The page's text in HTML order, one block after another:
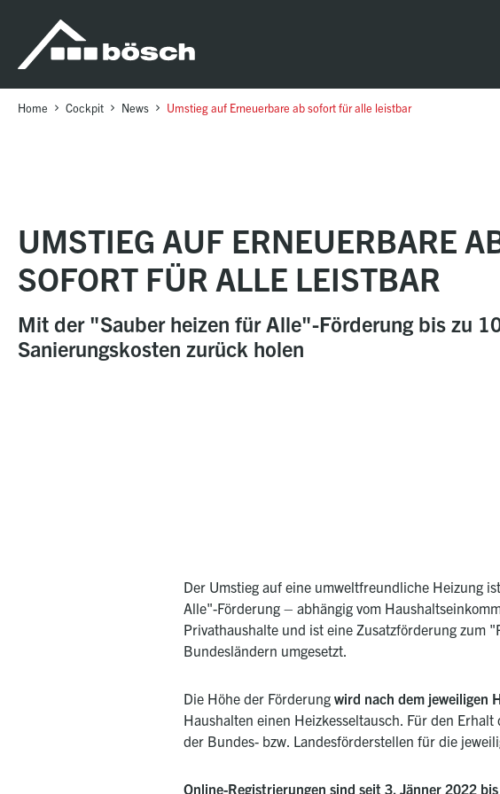
sr.skip-to.main-content
sr.skip-to.table-of-contents
sr.skip-to.main-navigation
Home Cockpit News Umstieg auf Erneuerbare ab sofort für alle leistbar
UMSTIEG AUF ERNEUERBARE
SOFORT FÜR ALLE LEISTBAR
Mit der "Sauber heizen für Alle"-Förderung bis zu
Sanierungskosten zurück holen
Der Umstieg auf eine umweltfreundliche Heizung
Alle"-Förderung – abhängig vom
Privathaushalte und ist eine Zusatzförderung zum
Bundesländern umgesetzt.
Die Höhe der Förderung wird nach dem jeweiligen
Haushalten einen Heizkesseltausch. Für den
der Bundes- bzw. Landesförderstellen für die
Online-Registrierungen sind seit 3. Jänner 2022